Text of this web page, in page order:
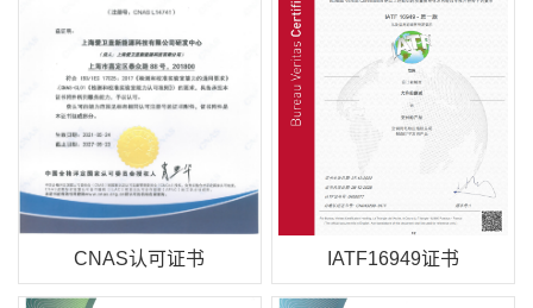
CNAS认可证书 IATF16949证书